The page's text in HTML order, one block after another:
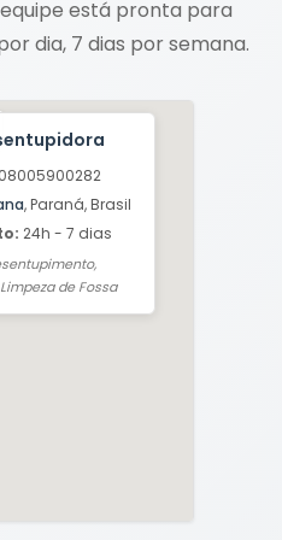
está pronta para
dia, 7 dias por semana.
08005900282
, Paraná, Brasil
24h - 7 dias
de Fossa